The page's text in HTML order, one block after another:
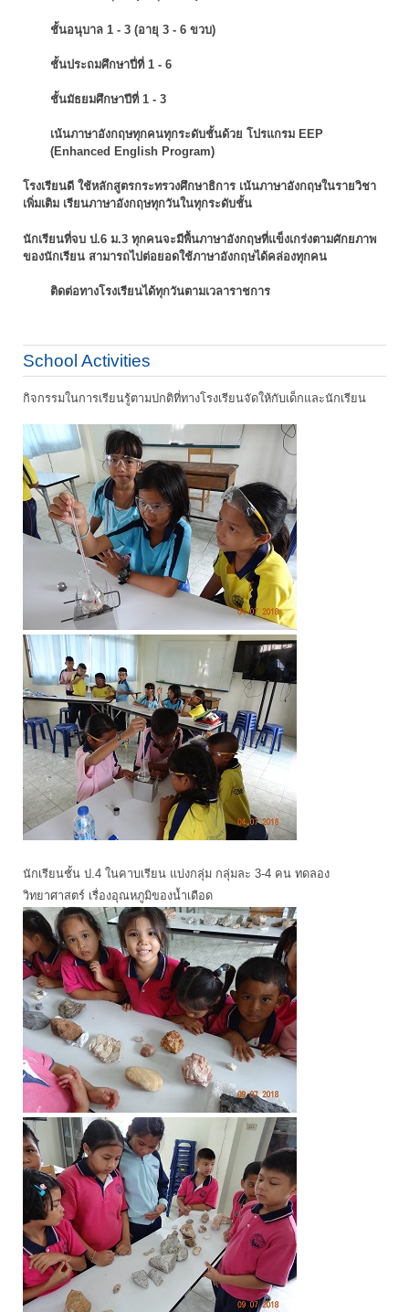
ชั้นอนุบาล 1 - 3 (อายุ 3 - 6 ขวบ)
ชั้นประถมศึกษาปี่ที่ 1 - 6
ชั้นมัธยมศึกษาปีที่ 1 - 3
เน้นภาษาอังกฤษทุกคนทุกระดับชั้นด้วย โปรแกรม EEP
(Enhanced English Program)
โรงเรียนดี ใช้หลักสูตรกระทรวงศึกษาธิการ เน้นภาษาอังกฤษในรายวิชา
เพิ่มเติม เรียนภาษาอังกฤษทุกวันในทุกระดับชั้น
นักเรียนที่จบ ป.6 ม.3 ทุกคนจะมีพื้นภาษาอังกฤษที่แข็งเกร่งตามศักยภาพ
ของนักเรียน สามารถไปต่อยอดใช้ภาษาอังกฤษได้คล่องทุกคน
ติดต่อทางโรงเรียนได้ทุกวันตามเวลาราชการ
School Activities
กิจกรรมในการเรียนรู้ตามปกติที่ทางโรงเรียนจัดให้กับเด็กและนักเรียน
นักเรียนชั้น ป.4 ในคาบเรียน แบ่งกลุ่ม กลุ่มละ 3-4 คน ทดลอง
วิทยาศาสตร์ เรื่องอุณหภูมิของน้ำเดือด